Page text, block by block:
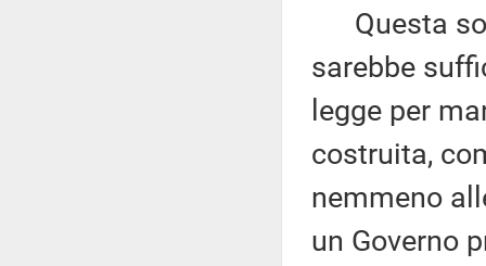
Questa
sarebbe
legge per
costruita,
nemmeno
un Governo